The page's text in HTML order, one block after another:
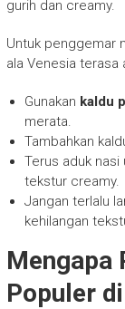
gurih dan creamy.
Untuk penggemar
ala Venesia terasa
Gunakan kaldu
merata.
Tambahkan
Terus aduk
tekstur creamy.
Jangan terlalu
kehilangan
Mengapa
Populer